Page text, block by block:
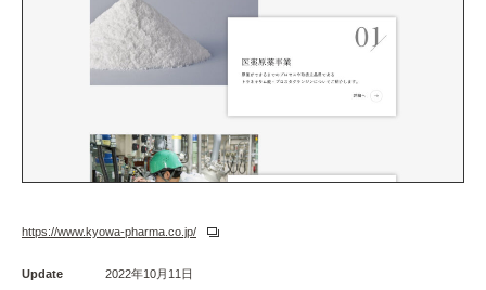
https://www.kyowa-pharma.co.jp/
Update
2022年10月11日